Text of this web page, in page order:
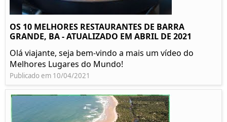
OS 10 MELHORES RESTAURANTES DE BARRA
GRANDE, BA - ATUALIZADO EM ABRIL DE 2021
Olá viajante, seja bem-vindo a mais um vídeo do
Melhores Lugares do Mundo!
Publicado em 10/04/2021